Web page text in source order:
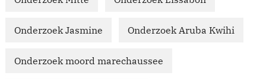
Onderzoek Jasmine Onderzoek Aruba Kwihi
Onderzoek moord marechaussee